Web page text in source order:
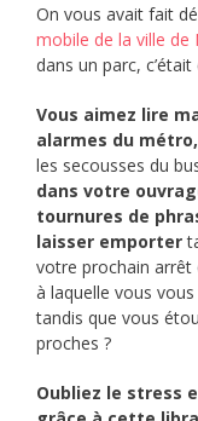
On vous avait fait
mobile de la ville de
dans un parc,
Vous aimez lire
alarmes du métro,
les secousses du
dans votre
tournures de
laisser emporter
votre prochain arrêt
à laquelle vous
tandis que vous
proches ?
Oubliez le stress